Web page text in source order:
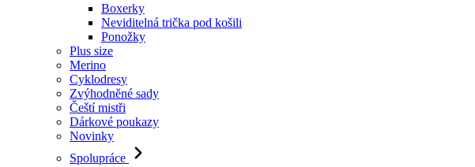
Boxerky
Neviditelná trička pod košili
Ponožky
Plus size
Merino
Cyklodresy
Zvýhodněné sady
Čeští mistři
Dárkové poukazy
Novinky
Spolupráce